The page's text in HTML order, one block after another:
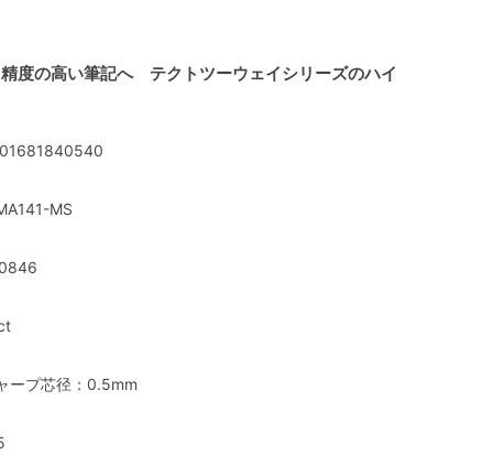
度の高い筆記へ テクトツーウェイシリーズのハイ
MS
ープ芯径：0.5mm